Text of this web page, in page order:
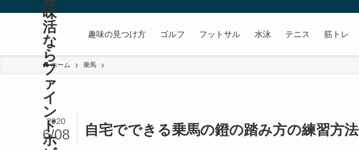
味
活
な
ら
フ
ァ
イ
ン
ド
ホ
趣味の見つけ方 ゴルフ フットサル 水泳 テニス 筋トレ
ホーム 乗馬
自宅でできる乗馬の鐙の踏み方の練習方法
2020
6/08